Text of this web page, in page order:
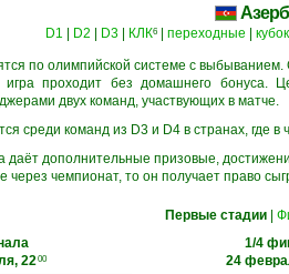
D1 D2 D3 КЛК6 переходные
по олимпийской системе с
игра проходит без домашнего
двух команд, участвующих в матче.
среди команд из D3 и D4 в странах, где
даёт дополнительные призовые,
через чемпионат, то он получает право
Первые стадии
2200
1/4
24